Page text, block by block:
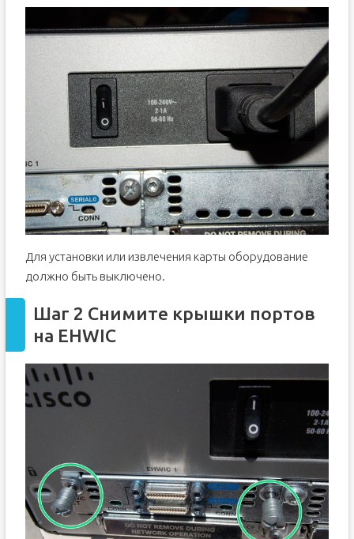
Для установки или извлечения карты оборудование
должно быть выключено.
Шаг 2 Снимите крышки портов
на EHWIC